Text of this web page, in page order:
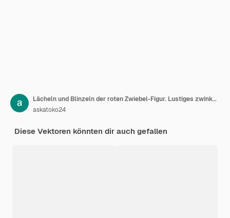
Lächeln und Blinzeln der roten Zwiebel-Figur. Lustiges zwinkerndes rotes Zwiebel-Cartoon-Emoticon im flachen Stil
askatoko24
Diese Vektoren könnten dir auch gefallen